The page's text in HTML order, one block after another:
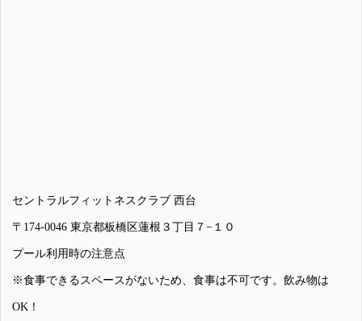
セントラルフィットネスクラブ 西台
〒174-0046 東京都板橋区蓮根３丁目７−１０
プール利用時の注意点
※食事できるスペースがないため、食事は不可です。飲み物は
OK！